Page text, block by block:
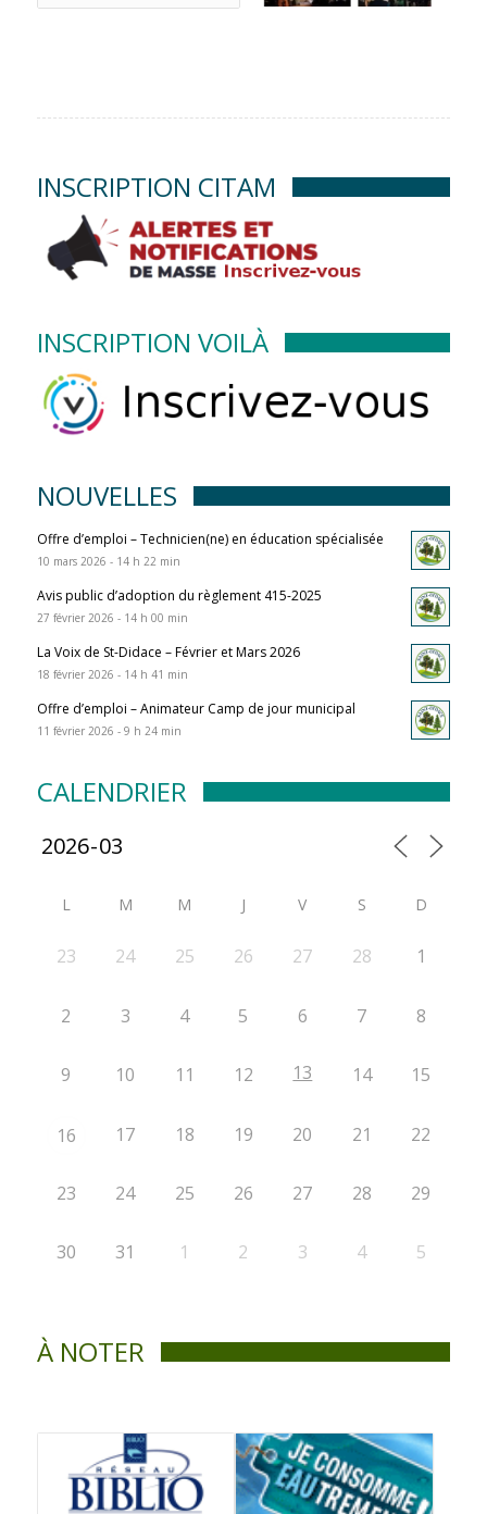
INSCRIPTION CITAM
INSCRIPTION VOILÀ
NOUVELLES
Offre d’emploi – Technicien(ne) en éducation spécialisée
10 mars 2026 - 14 h 22 min
Avis public d’adoption du règlement 415-2025
27 février 2026 - 14 h 00 min
La Voix de St-Didace – Février et Mars 2026
18 février 2026 - 14 h 41 min
Offre d’emploi – Animateur Camp de jour municipal
11 février 2026 - 9 h 24 min
CALENDRIER
L M M J V S D
23 24 25 26 27 28 1
2 3 4 5 6 7 8
9 10 11 12 13 14 15
16 17 18 19 20 21 22
23 24 25 26 27 28 29
30 31 1 2 3 4 5
À NOTER